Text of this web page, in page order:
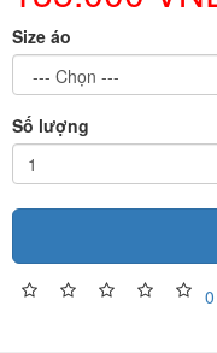
Size áo
Số lượng